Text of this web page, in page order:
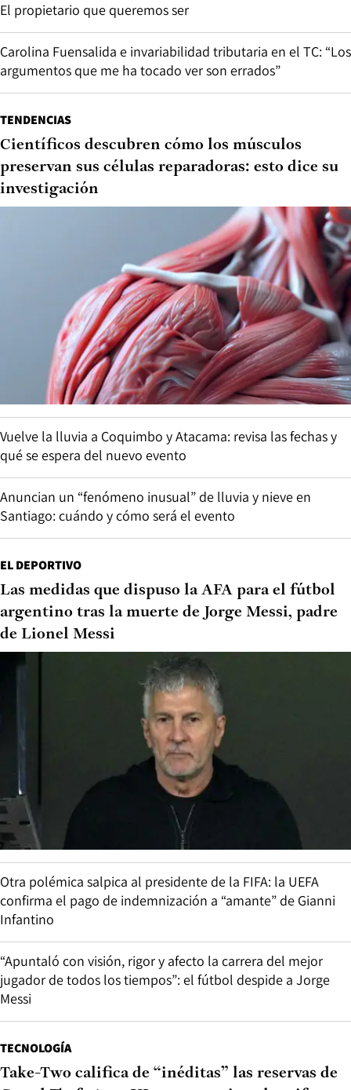
El propietario que queremos ser
Carolina Fuensalida e invariabilidad tributaria en el TC: “Los
argumentos que me ha tocado ver son errados”
TENDENCIAS
Científicos descubren cómo los músculos
preservan sus células reparadoras: esto dice su
investigación
Vuelve la lluvia a Coquimbo y Atacama: revisa las fechas y
qué se espera del nuevo evento
Anuncian un “fenómeno inusual” de lluvia y nieve en
Santiago: cuándo y cómo será el evento
EL DEPORTIVO
Las medidas que dispuso la AFA para el fútbol
argentino tras la muerte de Jorge Messi, padre
de Lionel Messi
Otra polémica salpica al presidente de la FIFA: la UEFA
confirma el pago de indemnización a “amante” de Gianni
Infantino
“Apuntaló con visión, rigor y afecto la carrera del mejor
jugador de todos los tiempos”: el fútbol despide a Jorge
Messi
TECNOLOGÍA
Take-Two califica de “inéditas” las reservas de